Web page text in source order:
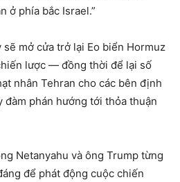
ở phía bắc Israel.”
mở cửa trở lại Eo biển Hormuz
lược — đồng thời để lại số
nhân Tehran cho các bên định
phán hướng tới thỏa thuận
Netanyahu và ông Trump từng
để phát động cuộc chiến